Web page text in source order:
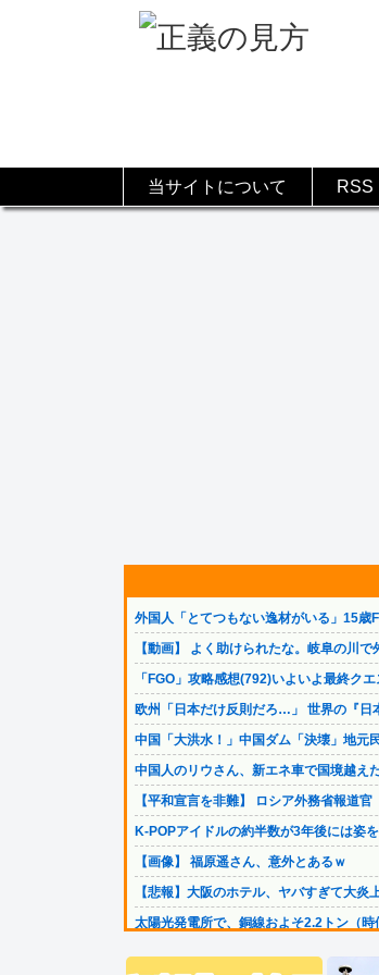
当サイトについて RSS
外国人「とてつもない逸材がいる」15歳
【動画】 よく助けられたな。岐阜の川
「FGO」攻略感想(792)いよいよ最終ク
欧州「日本だけ反則だろ…」 世界の『日
中国「大洪水！」中国ダム「決壊」地元
中国人のリウさん、新エネ車で国境越え
【平和宣言を非難】 ロシア外務省報道
K-POPアイドルの約半数が3年後には姿
【画像】 福原遥さん、意外とあるｗ
【悲報】大阪のホテル、ヤバすぎて大
太陽光発電所で、銅線およそ2.2トン（時
【悲報】面識ないJCに不同意性交したバ